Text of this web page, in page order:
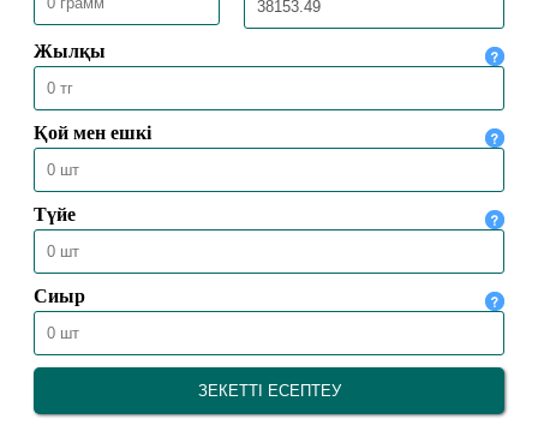
11.12.2024